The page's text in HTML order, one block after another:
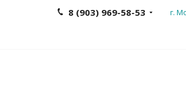
г.
8 (903) 969-58-53